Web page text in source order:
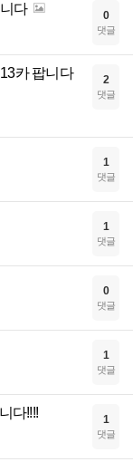
다 0
댓글
카 팝니다 2
댓글
1
댓글
1
댓글
0
댓글
1
댓글
다!!!! 1
댓글